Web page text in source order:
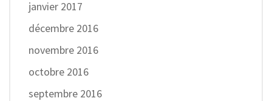
janvier 2017
décembre 2016
novembre 2016
octobre 2016
septembre 2016